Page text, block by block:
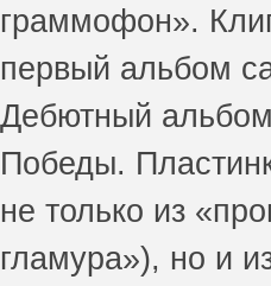
граммофон».
первый альбом
Дебютный
Победы.
не только из
гламура»), но и